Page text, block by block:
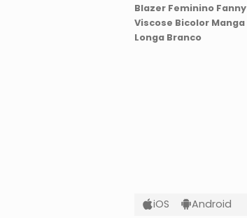
Blazer Feminino Fanny
Viscose Bicolor Manga
Longa Branco
iOS Android